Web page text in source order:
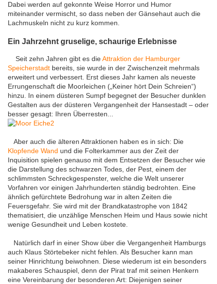
Dabei werden auf gekonnte Weise Horror und Humor
miteinander vermischt, so dass neben der Gänsehaut auch die
Lachmuskeln nicht zu kurz kommen.
Ein Jahrzehnt gruselige, schaurige Erlebnisse
Seit zehn Jahren gibt es dieAttraktion der Hamburger
Speicherstadt bereits, sie wurde in der Zwischenzeit mehrmals
erweitert und verbessert. Erst dieses Jahr kamen als neueste
Errungenschaft die Moorleichen („Keiner hört Dein Schreien“)
hinzu. In einem düsteren Sumpf begegnet der Besucher dunklen
Gestalten aus der düsteren Vergangenheit der Hansestadt – oder
besser gesagt: Ihren Überresten...
Aber auch die älteren Attraktionen haben es in sich: Die
Klopfende Wand und die Folterkammer aus der Zeit der
Inquisition spielen genauso mit dem Entsetzen der Besucher wie
die Darstellung des schwarzen Todes, der Pest, einem der
schlimmsten Schreckgespenster, welche die Welt unserer
Vorfahren vor einigen Jahrhunderten ständig bedrohten. Eine
ähnlich gefürchtete Bedrohung war in alten Zeiten die
Feuersgefahr. Sie wird mit der Brandkatastrophe von 1842
thematisiert, die unzählige Menschen Heim und Haus sowie nicht
wenige Gesundheit und Leben kostete.
Natürlich darf in einer Show über die Vergangenheit Hamburgs
auch Klaus Störtebeker nicht fehlen. Als Besucher kann man
seiner Hinrichtung beiwohnen. Diese wiederum ist ein besonders
makaberes Schauspiel, denn der Pirat traf mit seinen Henkern
eine Vereinbarung der besonderen Art: Diejenigen seiner